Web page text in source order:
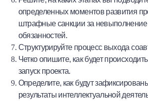
определенных моментов развития
штрафные санкции за невыполнение
обязанностей.
Структурируйте процесс выхода
Четко опишите, как будет
запуск проекта.
Определите, как будут
результаты интеллектуальной